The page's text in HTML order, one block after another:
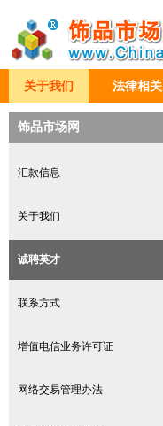
关于我们 法律相关
饰品市场网
汇款信息
关于我们
诚聘英才
联系方式
增值电信业务许可证
网络交易管理办法